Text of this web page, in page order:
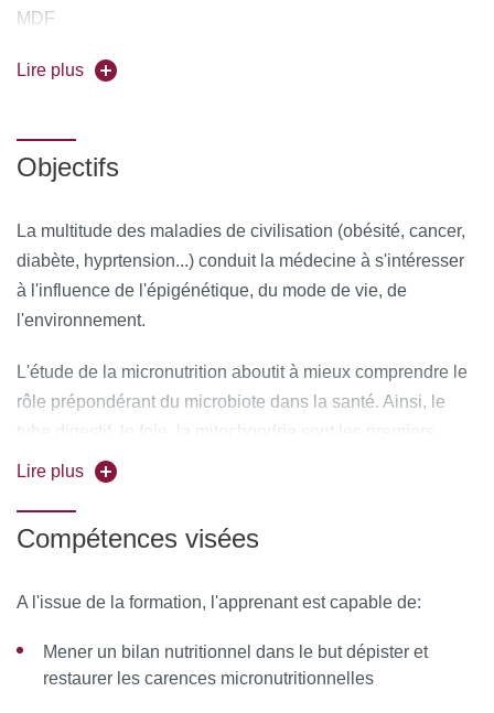
MDF
Coordonnateur :
Université partenaire :
sciences de la santé
Pour vous inscrire, déposez votre candidature sur
C@nditOnLine
Lire plus
Objectifs
La multitude des maladies de civilisation (obésité, cancer,
diabète, hyprtension...) conduit la médecine à s'intéresser
à l'influence de l'épigénétique, du mode de vie, de
l'environnement.
L'étude de la micronutrition aboutit à mieux comprendre le
rôle prépondérant du microbiote dans la santé. Ainsi, le
tube digestif, le foie, la mitochondrie sont les premiers
moteurs de la santé.
Apprendre à bien mener un bilan nutritionnel permet, pour
les professionnels de la santé, de dépister les carences
prévenir et réduire les pathologies.
Lire plus
Compétences visées
A l'issue de la formation, l'apprenant est capable de:
Mener un bilan nutritionnel dans le but dépister et
restaurer les carences micronutritionnelles